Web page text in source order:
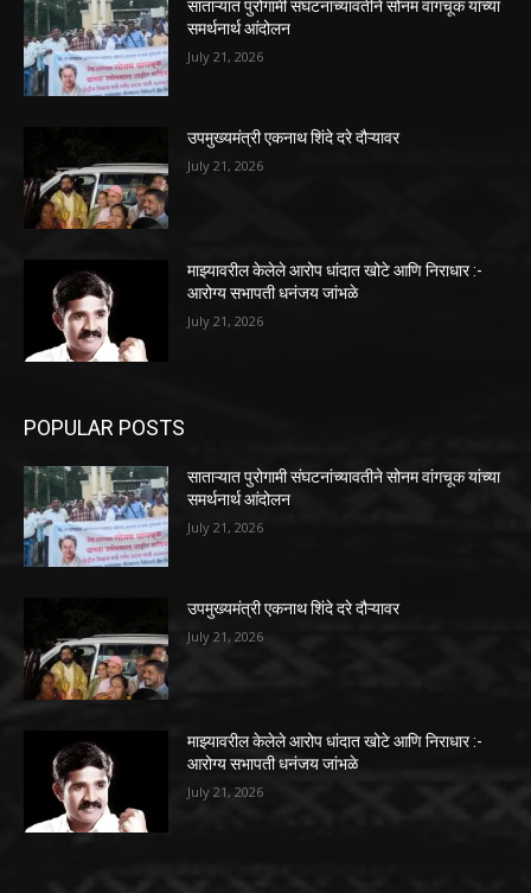
साताऱ्यात पुरोगामी संघटनांच्यावतीने सोनम वांगचूक यांच्या
समर्थनार्थ आंदोलन
July 21, 2026
उपमुख्यमंत्री एकनाथ शिंदे दरे दौऱ्यावर
July 21, 2026
माझ्यावरील केलेले आरोप धांदात खोटे आणि निराधार :-
आरोग्य सभापती धनंजय जांभळे
July 21, 2026
POPULAR POSTS
साताऱ्यात पुरोगामी संघटनांच्यावतीने सोनम वांगचूक यांच्या
समर्थनार्थ आंदोलन
July 21, 2026
उपमुख्यमंत्री एकनाथ शिंदे दरे दौऱ्यावर
July 21, 2026
माझ्यावरील केलेले आरोप धांदात खोटे आणि निराधार :-
आरोग्य सभापती धनंजय जांभळे
July 21, 2026